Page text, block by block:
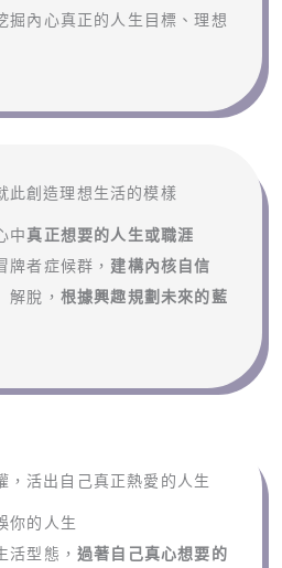
掘內心真正的人生目標、理想
此創造理想生活的模樣
中真正想要的人生或職涯
牌者症候群， 建構內核自信
解脫， 根據興趣規劃未來的藍
，活出自己真正熱愛的人生
你的人生
活型態， 過著自己真心想要的